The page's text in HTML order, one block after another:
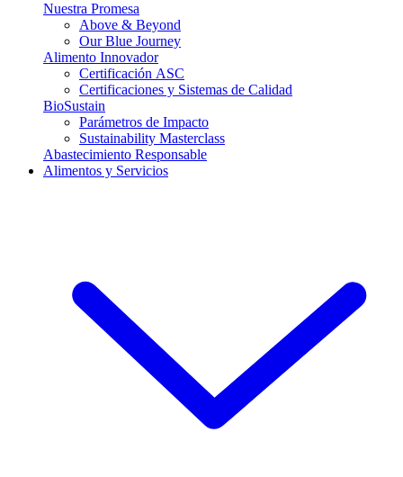
Nuestra Promesa
Above & Beyond
Our Blue Journey
Alimento Innovador
Certificación ASC
Certificaciones y Sistemas de Calidad
BioSustain
Parámetros de Impacto
Sustainability Masterclass
Abastecimiento Responsable
Alimentos y Servicios